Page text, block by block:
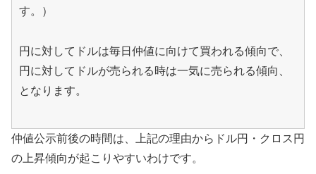
す。）
円に対してドルは毎日仲値に向けて買われる傾向で、
円に対してドルが売られる時は一気に売られる傾向、
となります。
仲値公示前後の時間は、上記の理由からドル円・クロス円
の上昇傾向が起こりやすいわけです。